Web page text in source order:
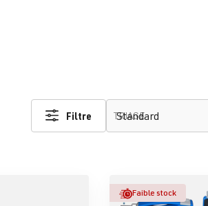
Filtre TRIAGE
Faible stock